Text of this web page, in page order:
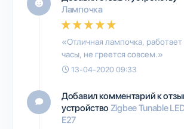
Лампочка
«Отличная лампочка, работает
часы, не греется совсем.»
13-04-2020 09:33
Добавил комментарий к
устройство Zigbee Tunable
E27